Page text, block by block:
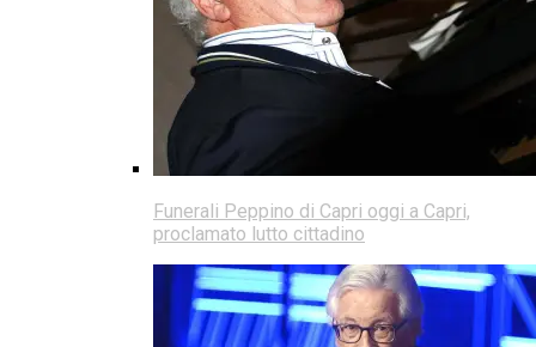
Funerali Peppino di Capri oggi a Capri,
proclamato lutto cittadino